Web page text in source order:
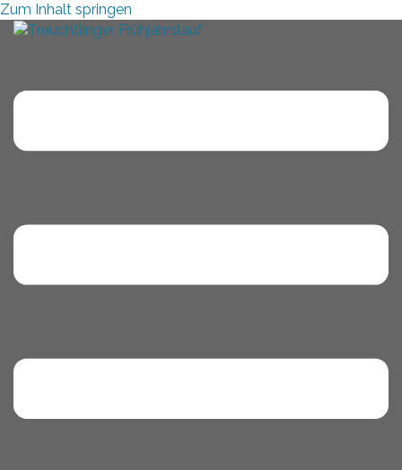
Zum Inhalt springen